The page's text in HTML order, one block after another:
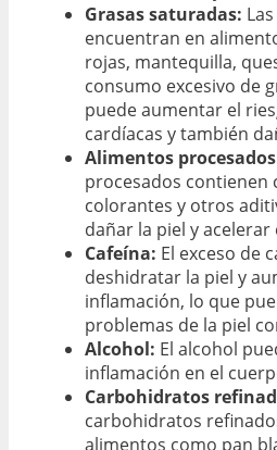
Grasas saturadas:
encuentran en
rojas, mantequilla,
consumo excesivo de
puede aumentar el
cardíacas y también
Alimentos
procesados contienen
colorantes y otros
dañar la piel y
Cafeína: El exceso de
deshidratar la piel y
inflamación, lo que
problemas de la piel
Alcohol: El alcohol
inflamación en el
Carbohidratos
carbohidratos
alimentos como pan